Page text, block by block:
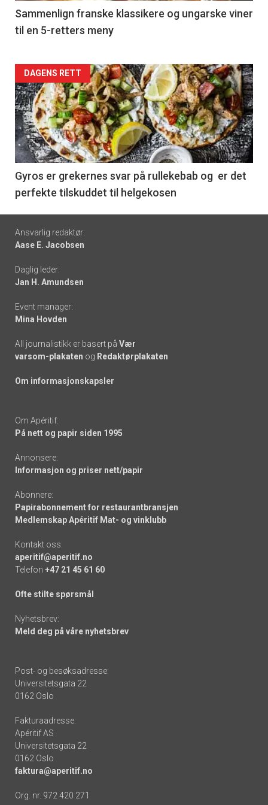
5
Sammenlign franske klassikere og ungarske viner
til en 5-retters meny
Forsiden
akkurat
nå
-
6
DAGENS RETT
Gyros er grekernes svar på rullekebab og er det
perfekte tilskuddet til helgekosen
Footer
-
links
Ansvarlig redaktør:
Aase E. Jacobsen
Daglig leder:
Jan H. Amundsen
Event manager:
Mina Hovden
All journalistikk er basert på Vær
varsom-plakaten og Redaktørplakaten
Om informasjonskapsler
Om Apéritif:
På nett og papir siden 1995
Annonsere:
Informasjon og priser nett/papir
Abonnere:
Papirabonnement for restaurantbransjen
Medlemskap Apéritif Mat- og vinklubb
Kontakt oss:
aperitif@aperitif.no
Telefon +47 21 45 61 60
Ofte stilte spørsmål
Nyhetsbrev:
Meld deg på våre nyhetsbrev
Post- og besøksadresse:
Universitetsgata 22
0162 Oslo
Fakturaadresse:
Apéritif AS
Universitetsgata 22
0162 Oslo
faktura@aperitif.no
Org. nr. 972 420 271